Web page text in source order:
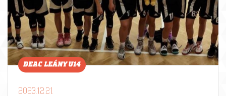
DEAC LEÁNY U14
2023.12.21